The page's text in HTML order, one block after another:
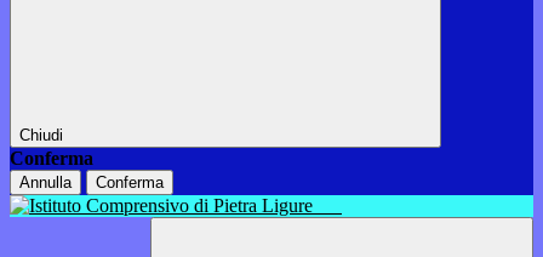
Chiudi
Conferma
Annulla Conferma